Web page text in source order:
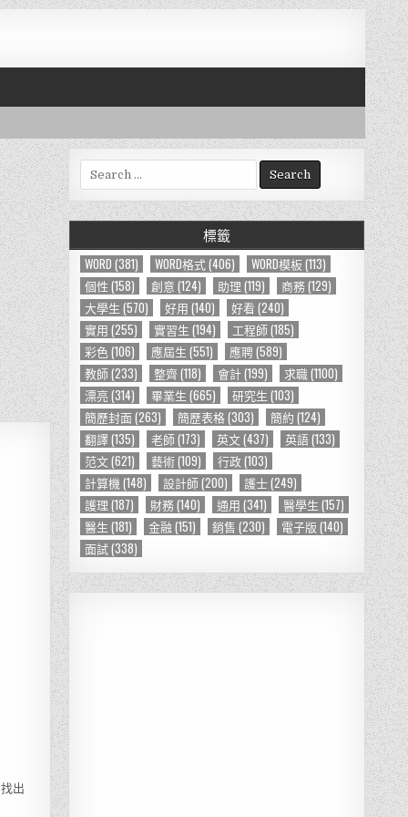
出
e
a
r
h
f
o
r
標籤
WORD (381) WORD格式(406) WORD模板(113)
個性 (158) 創意 (124) 助理 (119) 商務(129)
大學生 (570) 好用 (140) 好看 (240)
實用 (255) 實習生 (194) 工程師(185)
彩色(106) 應屆生 (551) 應聘(589)
教師(233) 整齊(118) 會計(199) 求職(1100)
漂亮 (314) 畢業生 (665) 研究生 (103)
簡歷封面(263) 簡歷表格(303) 簡約 (124)
翻譯(135) 老師(173) 英文(437) 英語(133)
范文(621) 藝術(109) 行政(103)
計算機 (148) 設計師(200) 護士(249)
護理 (187) 財務(140) 通用 (341) 醫學生 (157)
醫生 (181) 金融 (151) 銷售 (230) 電子版 (140)
面試(338)